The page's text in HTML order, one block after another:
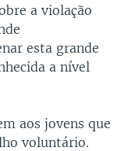
a violação
esta grande
a nível
aos jovens que
voluntário.